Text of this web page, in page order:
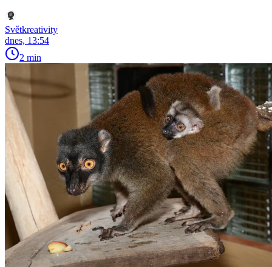
Světkreativity
dnes, 13:54
2 min